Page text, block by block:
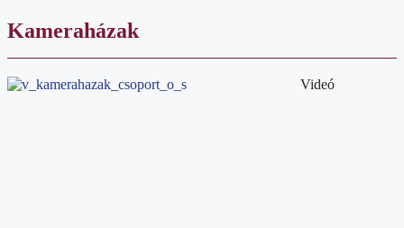
Kameraházak
Videó